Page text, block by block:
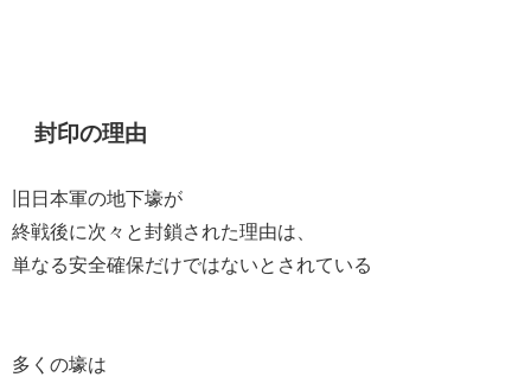
封印の理由
旧日本軍の地下壕が
終戦後に次々と封鎖された理由は、
単なる安全確保だけではないとされている
多くの壕は